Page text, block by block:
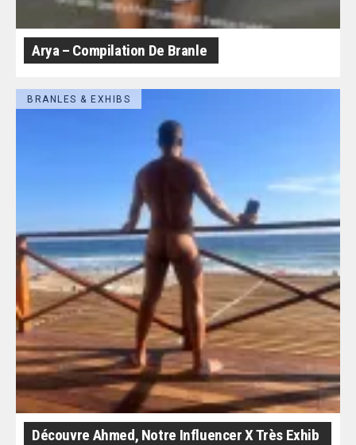
Arya – Compilation De Branle
BRANLES & EXHIBS
Découvre Ahmed, Notre Influencer X Très Exhib